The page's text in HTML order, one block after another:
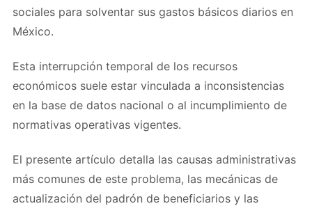
sociales para solventar sus gastos básicos diarios en
México.
Esta interrupción temporal de los recursos
económicos suele estar vinculada a inconsistencias
en la base de datos nacional o al incumplimiento de
normativas operativas vigentes.
El presente artículo detalla las causas administrativas
más comunes de este problema, las mecánicas de
actualización del padrón de beneficiarios y las